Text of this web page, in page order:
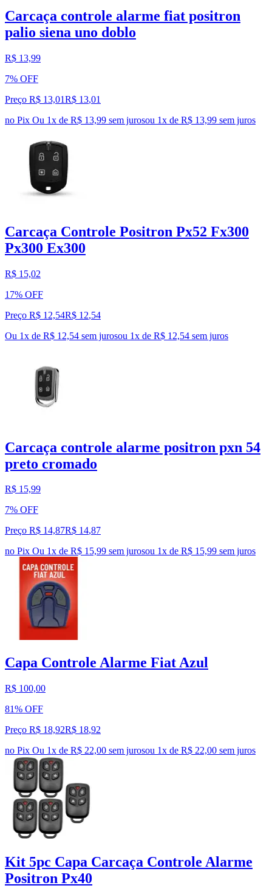
Carcaça controle alarme fiat positron
palio siena uno doblo
R$ 13,99
7% OFF
Preço R$ 13,01R$ 13,01
no Pix Ou 1x de R$ 13,99 sem jurosou 1x de R$ 13,99 sem juros
Carcaça Controle Positron Px52 Fx300
Px300 Ex300
R$ 15,02
17% OFF
Preço R$ 12,54R$ 12,54
Ou 1x de R$ 12,54 sem jurosou 1x de R$ 12,54 sem juros
Carcaça controle alarme positron pxn 54
preto cromado
R$ 15,99
7% OFF
Preço R$ 14,87R$ 14,87
no Pix Ou 1x de R$ 15,99 sem jurosou 1x de R$ 15,99 sem juros
Capa Controle Alarme Fiat Azul
R$ 100,00
81% OFF
Preço R$ 18,92R$ 18,92
no Pix Ou 1x de R$ 22,00 sem jurosou 1x de R$ 22,00 sem juros
Kit 5pc Capa Carcaça Controle Alarme
Positron Px40